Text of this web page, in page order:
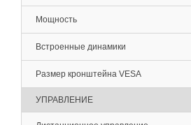
Мощность
Встроенные динамики
Размер кронштейна VESA
УПРАВЛЕНИЕ